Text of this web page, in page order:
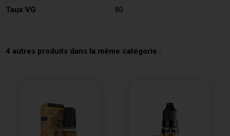
Taux VG 80
4 autres produits dans la même catégorie :